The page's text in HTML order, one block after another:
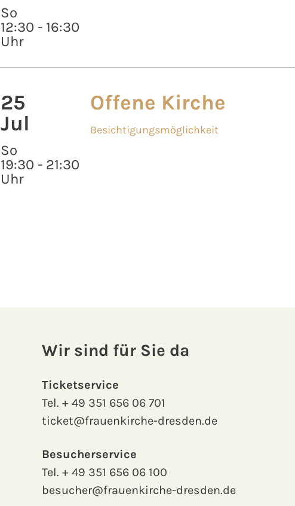
So
12:30 - 16:30
Uhr
25
Jul
So
19:30 - 21:30
Uhr
Offene Kirche
Besichtigungsmöglichkeit
Wir sind für Sie da
Ticketservice
Tel.+ 49 351 656 06 701
ticket@frauenkirche-dresden.de
Besucherservice
Tel.+ 49 351 656 06 100
besucher@frauenkirche-dresden.de